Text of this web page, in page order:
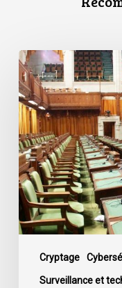
Cryptage
Surveillance et
L’ACLC
se
joint
à
une
déclaration
dénonçant
la
décision
du
gouvernement
mettre